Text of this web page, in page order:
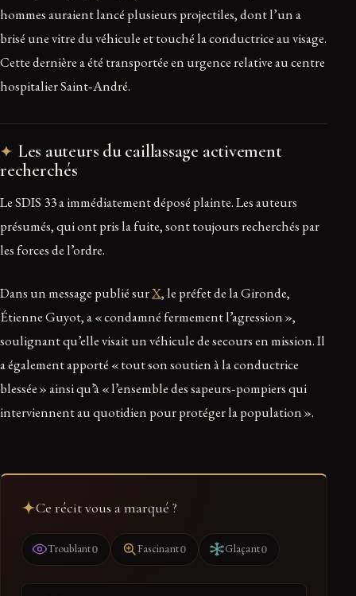
hommes auraient lancé plusieurs projectiles, dont l’un a
brisé une vitre du véhicule et touché la conductrice au visage.
Cette dernière a été transportée en urgence relative au centre
hospitalier Saint‑André.
Les auteurs du caillassage activement
recherchés
Le SDIS 33 a immédiatement déposé plainte. Les auteurs
présumés, qui ont pris la fuite, sont toujours recherchés par
les forces de l’ordre.
Dans un message publié surX, le préfet de la Gironde,
Étienne Guyot, a « condamné fermement l’agression »,
soulignant qu’elle visait un véhicule de secours en mission. Il
a également apporté « tout son soutien à la conductrice
blessée » ainsi qu’à « l’ensemble des sapeurs‑pompiers qui
interviennent au quotidien pour protéger la population ».
Ce récit vous a marqué ?
Troublant0 Fascinant0 Glaçant0